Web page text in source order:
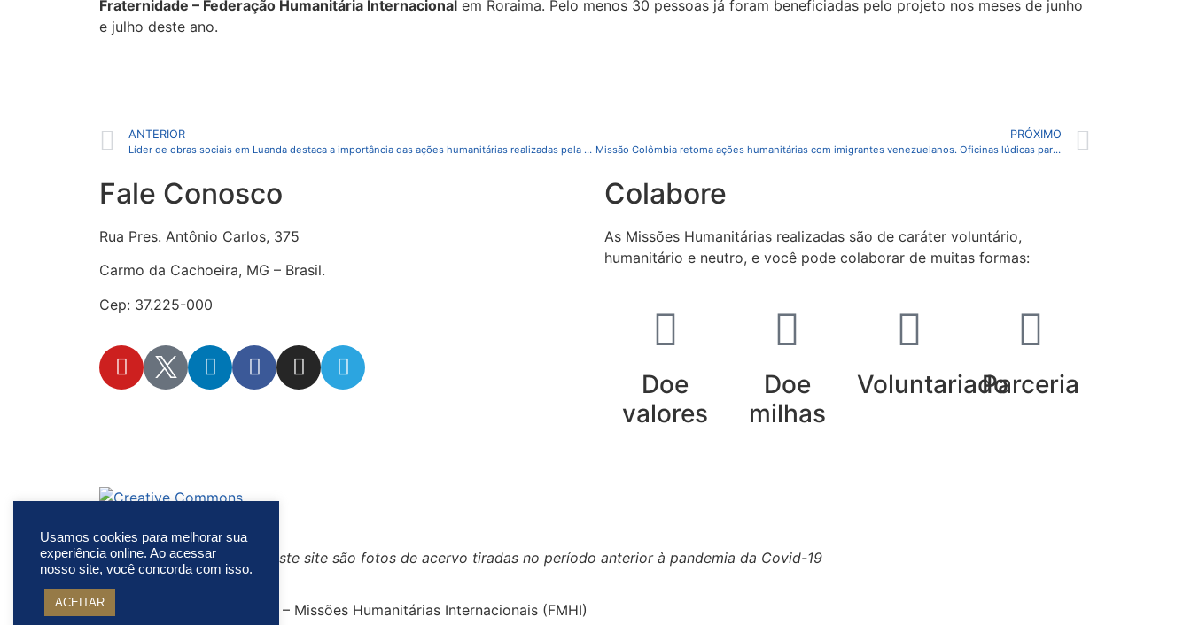
Fraternidade – Federação Humanitária Internacional em Roraima. Pelo menos 30 pessoas já foram beneficiadas pelo projeto nos meses de junho
e julho deste ano.
ANTERIOR
Líder de obras sociais em Luanda destaca a importância das ações humanitárias realizadas pela FMHI em Angola.
PRÓXIMO
Missão Colômbia retoma ações humanitárias com imigrantes venezuelanos. Oficinas lúdicas para crianças estão entre as atividades realizadas nessa nova etapa.
Fale Conosco
Rua Pres. Antônio Carlos, 375
Carmo da Cachoeira, MG – Brasil.
Cep: 37.225-000
Colabore
As Missões Humanitárias realizadas são de caráter voluntário,
humanitário e neutro, e você pode colaborar de muitas formas:
Doe
valores
Doe
milhas
VoluntariadoParceria
Este site está sob licenciamento
Atenção: algumas fotos deste site são fotos de acervo tiradas no período anterior à pandemia da Covid-19
© Copyright Fraternidade – Missões Humanitárias Internacionais (FMHI)
Usamos cookies para melhorar sua
experiência online. Ao acessar
nosso site, você concorda com isso.
ACEITAR